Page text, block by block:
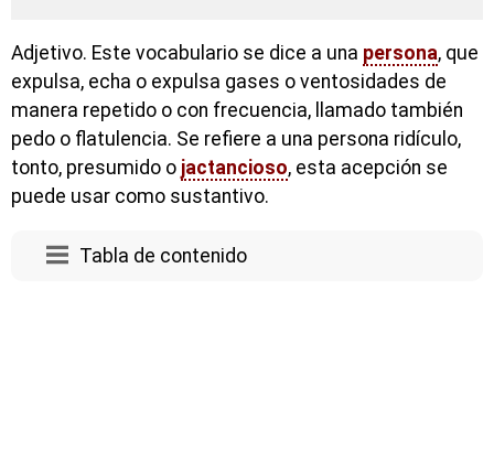
Adjetivo. Este vocabulario se dice a una persona, que
expulsa, echa o expulsa gases o ventosidades de
manera repetido o con frecuencia, llamado también
pedo o flatulencia. Se refiere a una persona ridículo,
tonto, presumido o jactancioso, esta acepción se
puede usar como sustantivo.
Tabla de contenido